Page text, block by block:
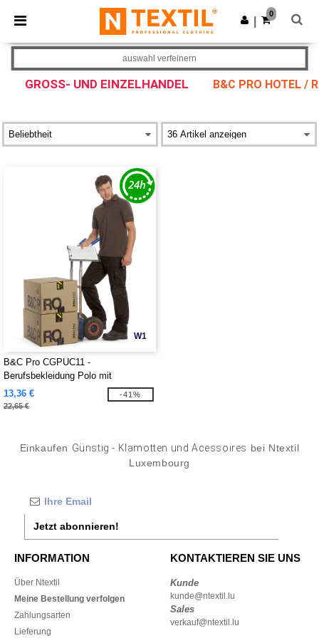
× Ntextil App
Bessere Preise in der App!
App holen
0
GROSS- UND EINZELHANDEL B&C PRO HOTEL /
auswahl verfeinern
W1
B&C Pro CGPUC11 -
Berufsbekleidung Polo mit
Brusttasche PUC11
13,36 €
22,65 €
-41%
Einkaufen Günstig - Klamotten und Acessoires bei Ntextil
Luxembourg
Jetzt abonnieren!
INFORMATION
Über Ntextil
Meine Bestellung verfolgen
Zahlungsarten
Lieferung
KONTAKTIEREN SIE UNS
Kunde
kunde@ntextil.lu
Sales
verkauf@ntextil.lu